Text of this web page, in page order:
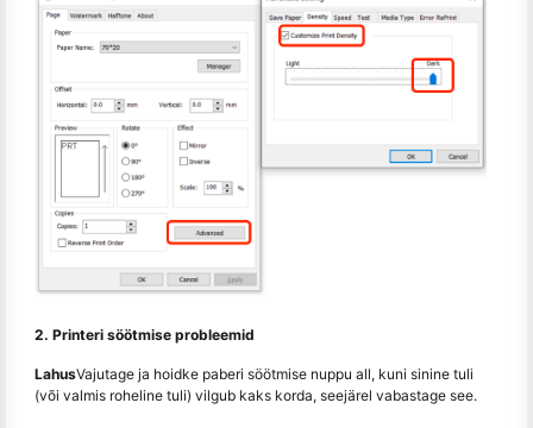
2. Printeri söötmise probleemid
LahusVajutage ja hoidke paberi söötmise nuppu all, kuni sinine tuli
(või valmis roheline tuli) vilgub kaks korda, seejärel vabastage see.